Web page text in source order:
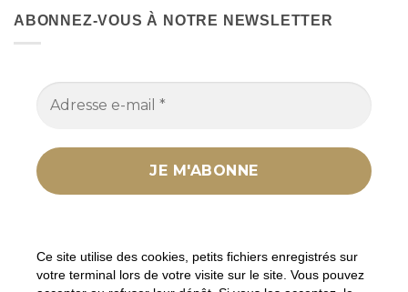
ABONNEZ-VOUS À NOTRE NEWSLETTER
Ce site utilise des cookies, petits fichiers enregistrés sur
votre terminal lors de votre visite sur le site. Vous pouvez